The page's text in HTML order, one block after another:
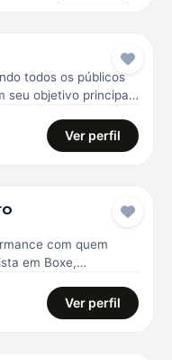
todos os públicos
seu objetivo principal,
Ver perfil
com quem
em Boxe,
Ver perfil